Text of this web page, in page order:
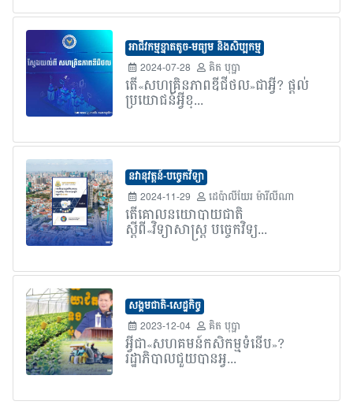
អាជីវកម្មខ្នាតតូច-មធ្យម និងសិប្បកម្ម
2024-07-28
គិត បុប្ផា
តើ«សហគ្រិនភាពឌីជីថល»ជាអ្វី? ផ្តល់
ប្រយោជន៍អ្វីខ្...
នវានុវត្តន៍-បច្ចេកវិទ្យា
2024-11-29
ដេប៉ាលីយែរ ម៉ារីលីណា
តើគោលនយោបាយជាតិ
ស្តីពី«វិទ្យាសាស្ត្រ បច្ចេកវិទ្យ...
សង្គមជាតិ-សេដ្ឋកិច្ច
2023-12-04
គិត បុប្ផា
អ្វីជា«សហគមន៍កសិកម្មទំនើប»?
រដ្ឋាភិបាលជួយបានអ្វ...